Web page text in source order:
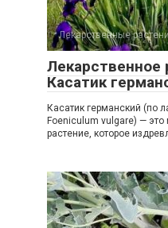
Лекарственные
Лекарственное
Касатик
Касатик германский (по
Foeniculum vulgare) — это
растение, которое